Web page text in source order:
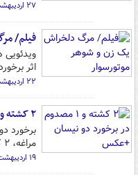
۲۷ اردیبهشت ۰۱ - ۰۹:۳۳
فیلم/
ویدئویی
اثر
۲۲ اردیبهشت ۰۱ - ۱۱:۳۰
۲ کشته و ۱ مصدوم در برخورد دو نیسان +عکس
برخورد
مراغه، ۲ کشته و یک مصدوم برجا گذاشت.
۱۹ اردیبهشت ۰۱ - ۱۵:۳۲